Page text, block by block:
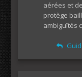
aérées et
protège
ambiguïtés